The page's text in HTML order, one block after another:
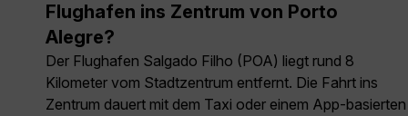
Flughafen ins Zentrum von Porto
Alegre?
Der Flughafen Salgado Filho (POA) liegt rund 8
Kilometer vom Stadtzentrum entfernt. Die Fahrt ins
Zentrum dauert mit dem Taxi oder einem App-basierten